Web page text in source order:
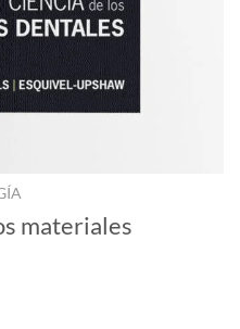
materiales